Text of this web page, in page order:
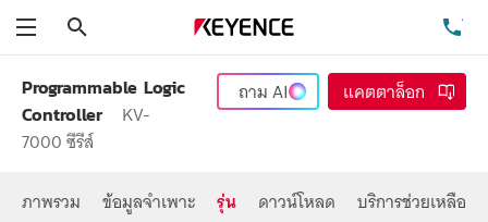
Programmable Logic
Controller
KV-
7000 ซีรีส์
ถามAI แคตตาล็อก
ภาพรวม ข้อมูลจำเพาะ รุ่น ดาวน์โหลด บริการช่วยเหลือ